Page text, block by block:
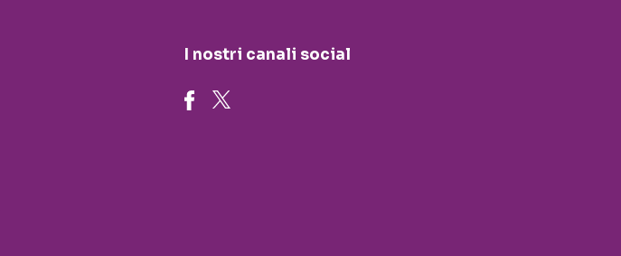
I nostri canali social